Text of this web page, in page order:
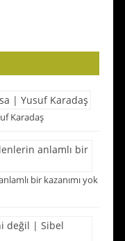
Karadaş
bir kazanımı yok